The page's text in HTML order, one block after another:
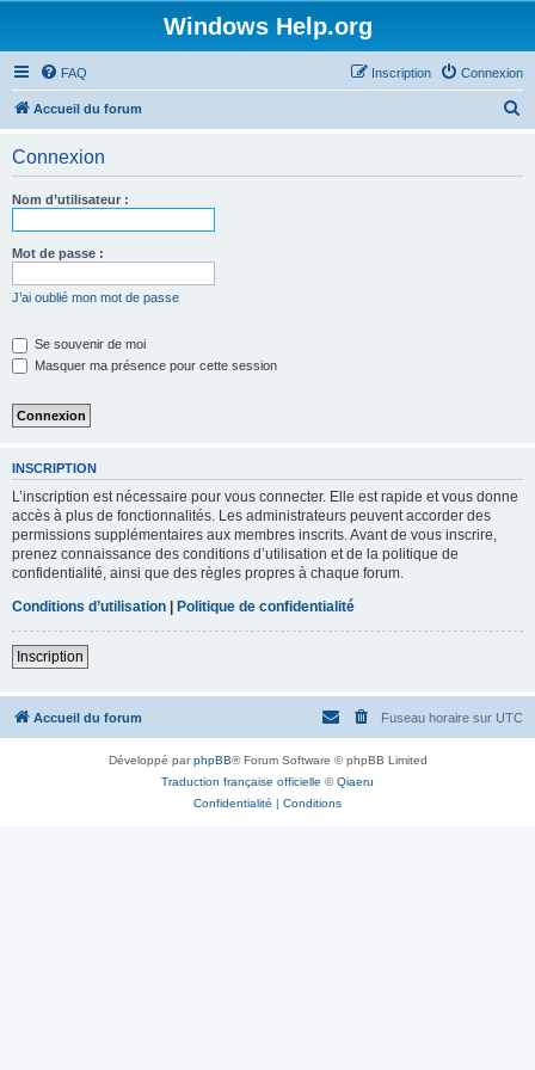
Windows Help.org
FAQ Connexion
Inscription
Accueil du forum
Connexion
Nom d’utilisateur :
Mot de passe :
J’ai oublié mon mot de passe
Se souvenir de moi
Masquer ma présence pour cette session
INSCRIPTION
L’inscription est nécessaire pour vous connecter. Elle est rapide et vous donne
accès à plus de fonctionnalités. Les administrateurs peuvent accorder des
permissions supplémentaires aux membres inscrits. Avant de vous inscrire,
prenez connaissance des conditions d’utilisation et de la politique de
confidentialité, ainsi que des règles propres à chaque forum.
Conditions d’utilisation | Politique de confidentialité
Inscription
Accueil du forum Fuseau horaire sur UTC
Développé parphpBB® Forum Software © phpBB Limited
Traduction française officielle ©Qiaeru
Confidentialité | Conditions